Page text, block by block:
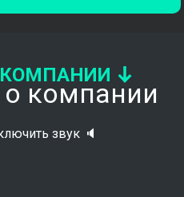
компании
звук 🔈